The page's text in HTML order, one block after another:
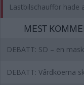
Lastbilschaufför hade
MEST
DEBATT: SD – en
DEBATT: Vårdköerna